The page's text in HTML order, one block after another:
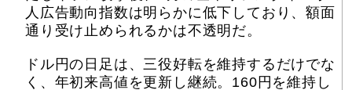
人広告動向指数は明らかに低下しており、額面
通り受け止められるかは不透明だ。
ドル円の日足は、三役好転を維持するだけでな
く、年初来高値を更新し継続。160円を維持し